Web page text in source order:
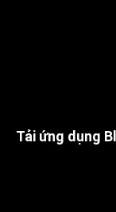
Tải ứng dụng